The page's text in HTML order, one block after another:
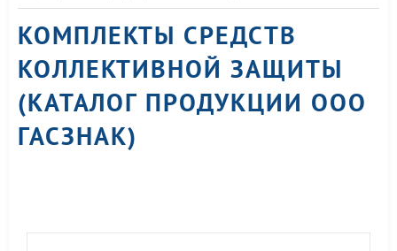
КОМПЛЕКТЫ СРЕДСТВ
КОЛЛЕКТИВНОЙ ЗАЩИТЫ
(КАТАЛОГ ПРОДУКЦИИ ООО
ГАСЗНАК)